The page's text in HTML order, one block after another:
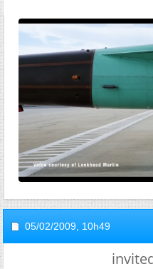
05/02/2009, 10h49